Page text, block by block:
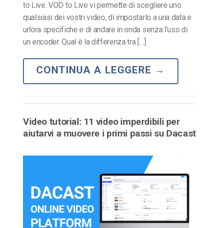
to Live. VOD to Live vi permette di scegliere uno
qualsiasi dei vostri video, di impostarlo a una data e
un’ora specifiche e di andare in onda senza l’uso di
un encoder. Qual è la differenza tra […]
CONTINUA A LEGGERE →
Video tutorial: 11 video imperdibili per
aiutarvi a muovere i primi passi su Dacast